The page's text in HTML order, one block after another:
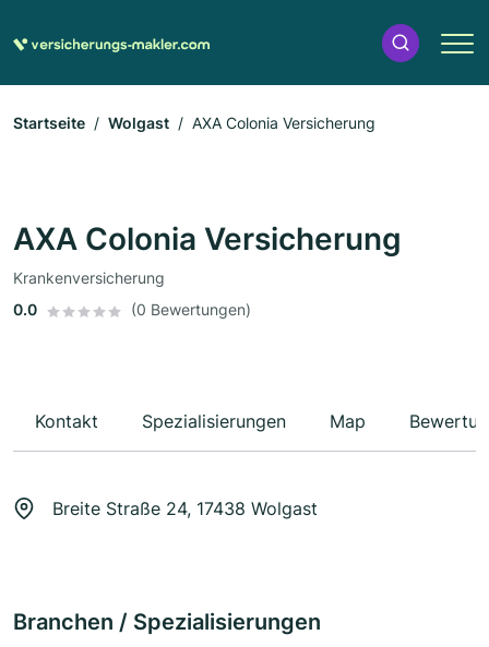
Startseite Wolgast AXA Colonia Versicherung
AXA Colonia Versicherung
Krankenversicherung
0.0
(0 Bewertungen)
Kontakt Spezialisierungen Map
Breite Straße 24, 17438 Wolgast
Branchen / Spezialisierungen